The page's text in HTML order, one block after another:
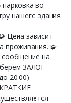
во
нашего здания
зависит
проживания. 🧩
на
ЗАЛОГ -
20:00)
КРАТКИЕ